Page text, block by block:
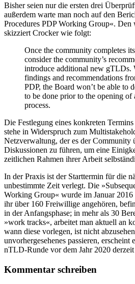
Bisher seien nur die ersten drei
außerdem warte man noch auf den
Procedures PDP Working Group«.
skizziert Crocker wie folgt:
Once the community completes
consider the community’s
introduce additional new gTLDs.
findings and recommendations
PDP, the Board won’t be able to
to be done prior to the opening of
process.
Die Festlegung eines konkreten
stehe in Widerspruch zum
Netzverwaltung, der es der Community
Diskussionen zu führen, um eine
zeitlichen Rahmen ihrer Arbeit
In der Praxis ist der Starttermin für die
unbestimmte Zeit verlegt. Die
Working Group« wurde im Januar
ihr über 160 Freiwillige angehören,
in der Anfangsphase; in mehr als 30
»work tracks«, arbeitet man aktuell an
wann diese vorlegen, ist nicht
unvorhergesehenes passieren, erscheint
nTLD-Runde vor dem Jahr 2020
Kommentar schreiben